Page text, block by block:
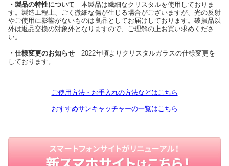
・製品の特性について 本製品は繊細なクリスタルを使用しておりま
す。製造工程上、ごく微細な傷が生じる場合がございますが、光の反射
やご使用に影響がないものは良品としてお届けしております。破損品以
外は返品交換の対象外となりますので、ご理解の上お買い求めくださ
い。
・仕様変更のお知らせ 2022年頃よりクリスタルガラスの仕様変更を
しております。
ご使用方法・お手入れの方法などはこちら
おすすめサンキャッチャーの一覧はこちら